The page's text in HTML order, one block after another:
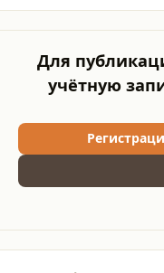
Для
учётную